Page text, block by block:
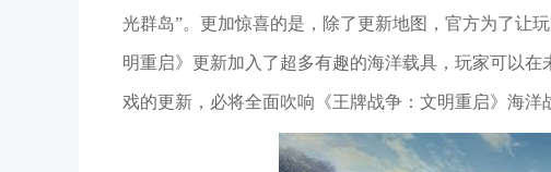
光群岛”。更加惊喜的是，除了更新地图，官方为了让
明重启》更新加入了超多有趣的海洋载具，玩家可以
戏的更新，必将全面吹响《王牌战争：文明重启》海洋